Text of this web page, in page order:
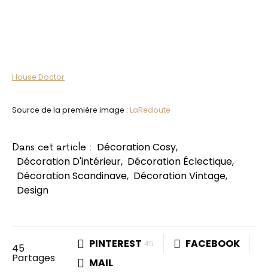
House Doctor
Source de la première image : LaRedoute
Dans cet article : Décoration Cosy,
Décoration D'intérieur, Décoration Éclectique,
Décoration Scandinave, Décoration Vintage,
Design
45
Partages
PINTEREST 45
FACEBOOK
MAIL